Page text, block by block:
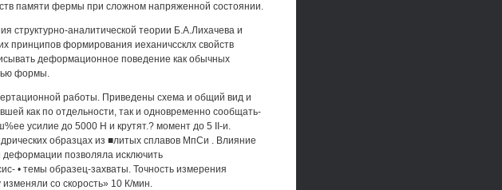
памяти фермы при сложном напряженной состоянии.
структурно-аналитической теории Б.А.Лихачева и
принципов формирования иеханичссклх свойств
деформационное поведение как обычных
формы.
работы. Приведены схема и общий вид и
как по отдельности, так и одновременно сообщать-
усилие до 5000 Н и крутят.? момент до 5 II-и.
образцах из ■литых сплавов МпСи . Влияние
деформации позволяла исключить
• темы образец-захваты. Точность измерения
со скорость» 10 К/мин.